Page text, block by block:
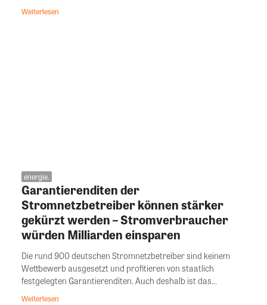
Weiterlesen
energie.
Garantierenditen der
Stromnetzbetreiber können stärker
gekürzt werden – Stromverbraucher
würden Milliarden einsparen
Die rund 900 deutschen Stromnetzbetreiber sind keinem
Wettbewerb ausgesetzt und profitieren von staatlich
festgelegten Garantierenditen. Auch deshalb ist das...
Weiterlesen